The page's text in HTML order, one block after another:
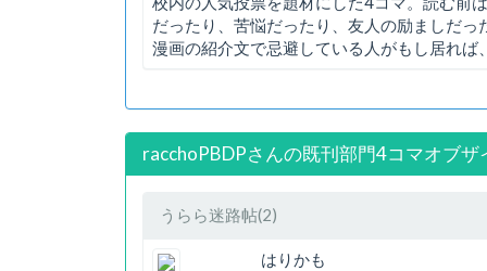
だったり、苦悩だったり、友人の励ましだ
漫画の紹介文で忌避している人がもし居れば
racchoPBDPさんの既刊部門4コマオブ
うらら迷路帖(2)
はりかも